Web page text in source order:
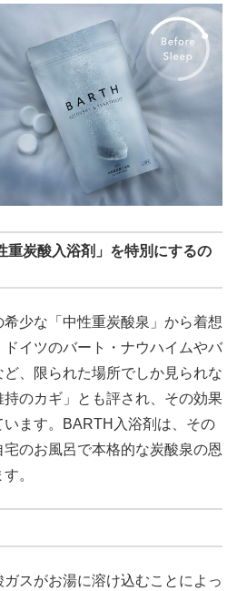
重炭酸入浴剤」を特別にするの
少な「中性重炭酸泉」から着想
イツのバート・ナウハイムやバ
、限られた場所でしか見られな
のカギ」とも評され、その効果
ます。BARTH入浴剤は、その
のお風呂で本格的な炭酸泉の恩
。
スがお湯に溶け込むことによっ